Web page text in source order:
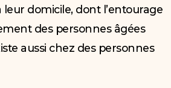
domicile, dont l’entourage
des personnes âgées
aussi chez des personnes